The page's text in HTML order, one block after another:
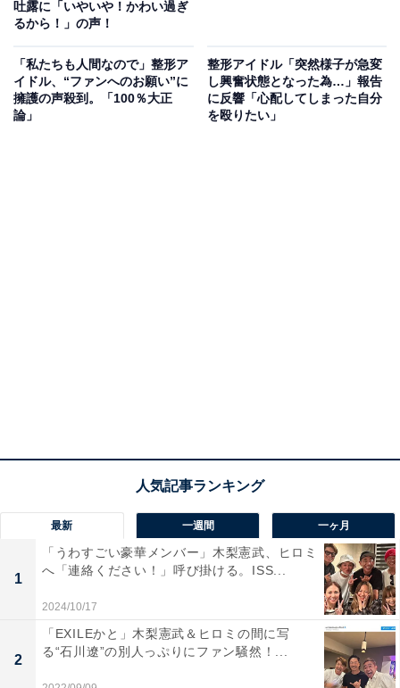
吐露に「いやいや！かわい過ぎ
るから！」の声！
「私たちも人間なので」整形ア
イドル、“ファンへのお願い”に
擁護の声殺到。「100％大正
論」
整形アイドル「突然様子が急変
し興奮状態となった為…」報告
に反響「心配してしまった自分
を殴りたい」
最新 一週間 一ヶ月
1
「うわすごい豪華メンバー」木梨憲武、ヒロミ
へ「連絡ください！」呼び掛ける。ISS...
2024/10/17
2
「EXILEかと」木梨憲武＆ヒロミの間に写
る“石川遼”の別人っぷりにファン騒然！...